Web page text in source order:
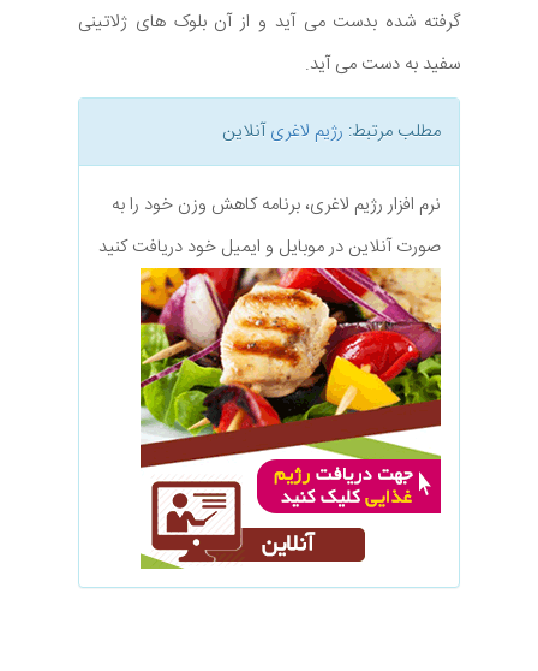
گرفته شده بدست می آید و از آن بلوک های ژلاتینی
سفید به دست می آید.
مطلب مرتبط: رژیم لاغریآنلاین
نرم افزار رژیم لاغری، برنامه کاهش وزن خود را به
صورت آنلاین در موبایل و ایمیل خود دریافت کنید